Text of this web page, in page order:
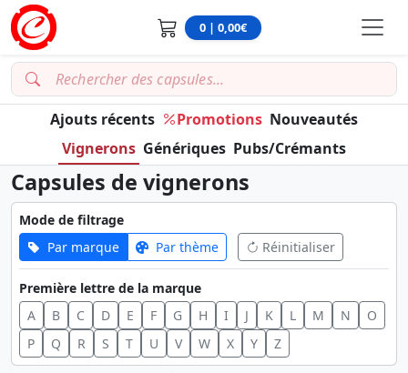
0 | 0,00€
Ajouts récents Promotions Nouveautés
Vignerons Génériques Pubs/Crémants
Capsules de vignerons
Mode de filtrage
Par marque
Par thème Réinitialiser
Première lettre de la marque
A
B C D E F G H I J K L M N
O
P
Q R S T U V W X Y Z